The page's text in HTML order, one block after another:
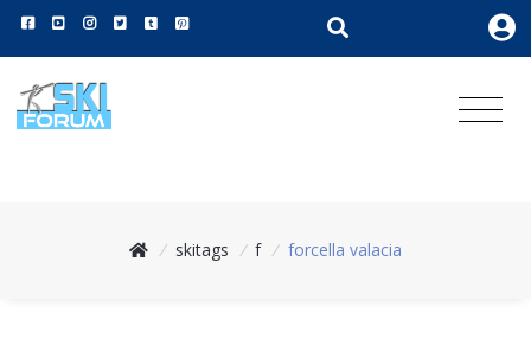
/ skitags / f / forcella valacia